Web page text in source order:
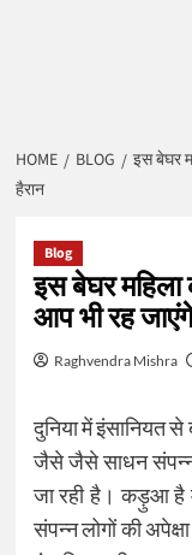
HOME BLOG
इस बेघर
हैरान
Blog
इस बेघर
आप भी रह
Raghvendra Mishra
दुनिया में इंसानियत से
जैसे जैसे साधन संपन्न
जा रही है। कड़ुआ है
संपन्न लोगों की